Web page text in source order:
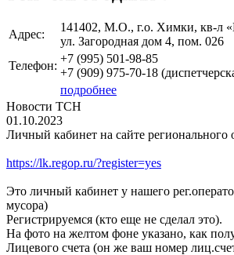
Адрес:
141402, М.О., г.о. Химки, кв-л
ул. Загородная дом 4, пом. 026
Телефон:
+7 (995) 501-98-85
+7 (909) 975-70-18
подробнее
Новости ТСН
01.10.2023
Личный кабинет на сайте
https://lk.regop.ru/?register=yes
Это личный кабинет у нашего
мусора)
Регистрируемся (кто еще не сделал это).
На фото на желтом фоне указано, как
Лицевого счета (он же ваш номер